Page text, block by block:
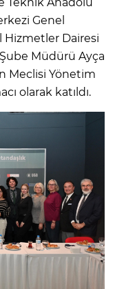
Genel
Hizmetler Dairesi
Müdürü Ayça
Meclisi Yönetim
olarak katıldı.